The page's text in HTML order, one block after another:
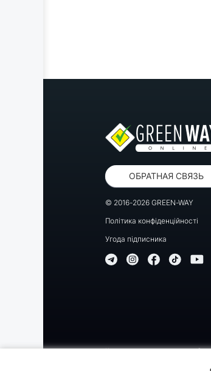
ОБРАТНАЯ СВЯЗЬ
© 2016-2026 GREEN-WAY
Політика конфіденційності
Угода підписника
Копирование, перепечатка либо